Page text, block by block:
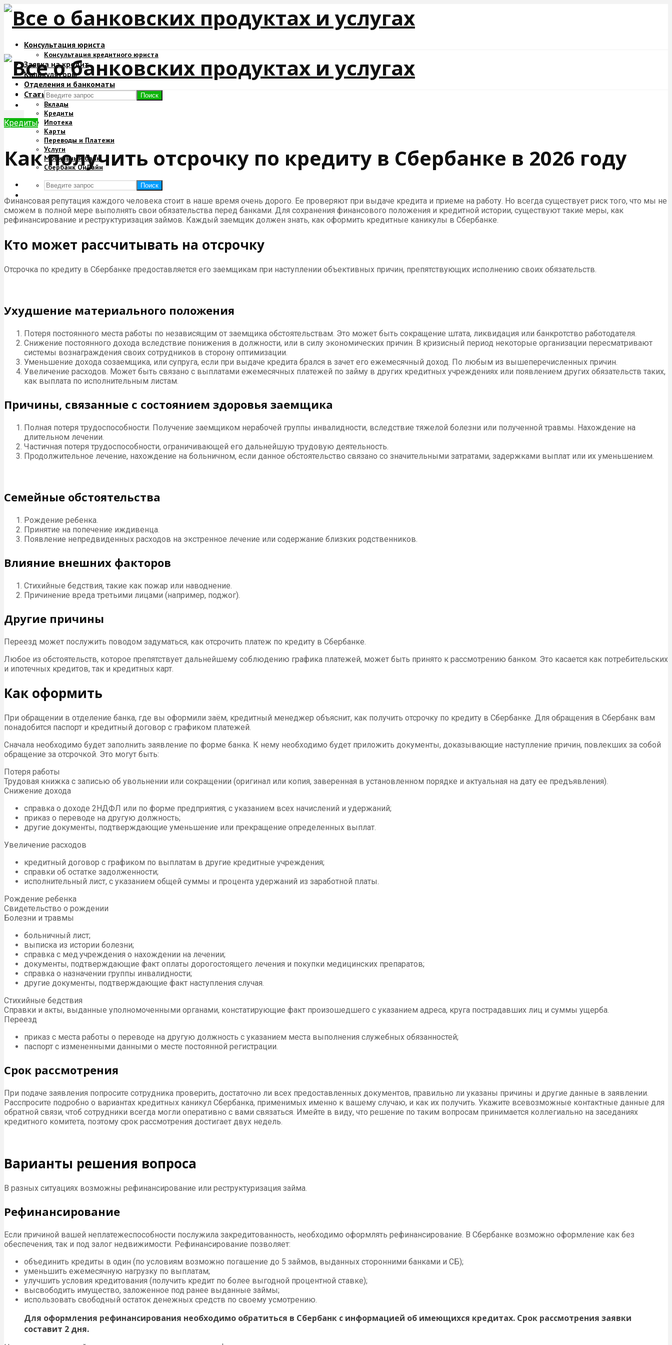
Консультация юриста
Консультация кредитного юриста
Заявка на кредит
Калькуляторы
Отделения и банкоматы
Статьи
Вклады
Кредиты
Ипотека
Карты
Переводы и Платежи
Услуги
Мобильный банк
Сбербанк ОнЛайн
Поиск
Поиск
Кредиты
Как получить отсрочку по кредиту в Сбербанке в 2026 году
Финансовая репутация каждого человека стоит в наше время очень дорого. Ее проверяют при выдаче кредита и приеме на работу. Но всегда существует риск того, что мы не
сможем в полной мере выполнять свои обязательства перед банками. Для сохранения финансового положения и кредитной истории, существуют такие меры, как
рефинансирование и реструктуризация займов. Каждый заемщик должен знать, как оформить кредитные каникулы в Сбербанке.
Кто может рассчитывать на отсрочку
Отсрочка по кредиту в Сбербанке предоставляется его заемщикам при наступлении объективных причин, препятствующих исполнению своих обязательств.
Ухудшение материального положения
Потеря постоянного места работы по независящим от заемщика обстоятельствам. Это может быть сокращение штата, ликвидация или банкротство работодателя.
Снижение постоянного дохода вследствие понижения в должности, или в силу экономических причин. В кризисный период некоторые организации пересматривают
системы вознаграждения своих сотрудников в сторону оптимизации.
Уменьшение дохода созаемщика, или супруга, если при выдаче кредита брался в зачет его ежемесячный доход. По любым из вышеперечисленных причин.
Увеличение расходов. Может быть связано с выплатами ежемесячных платежей по займу в других кредитных учреждениях или появлением других обязательств таких,
как выплата по исполнительным листам.
Причины, связанные с состоянием здоровья заемщика
Полная потеря трудоспособности. Получение заемщиком нерабочей группы инвалидности, вследствие тяжелой болезни или полученной травмы. Нахождение на
длительном лечении.
Частичная потеря трудоспособности, ограничивающей его дальнейшую трудовую деятельность.
Продолжительное лечение, нахождение на больничном, если данное обстоятельство связано со значительными затратами, задержками выплат или их уменьшением.
Семейные обстоятельства
Рождение ребенка.
Принятие на попечение иждивенца.
Появление непредвиденных расходов на экстренное лечение или содержание близких родственников.
Влияние внешних факторов
Стихийные бедствия, такие как пожар или наводнение.
Причинение вреда третьими лицами (например, поджог).
Другие причины
Переезд может послужить поводом задуматься, как отсрочить платеж по кредиту в Сбербанке.
Любое из обстоятельств, которое препятствует дальнейшему соблюдению графика платежей, может быть принято к рассмотрению банком. Это касается как потребительских
и ипотечных кредитов, так и кредитных карт.
Как оформить
При обращении в отделение банка, где вы оформили заём, кредитный менеджер объяснит, как получить отсрочку по кредиту в Сбербанке. Для обращения в Сбербанк вам
понадобится паспорт и кредитный договор с графиком платежей.
Сначала необходимо будет заполнить заявление по форме банка. К нему необходимо будет приложить документы, доказывающие наступление причин, повлекших за собой
обращение за отсрочкой. Это могут быть:
Потеря работы
Трудовая книжка с записью об увольнении или сокращении (оригинал или копия, заверенная в установленном порядке и актуальная на дату ее предъявления).
Снижение дохода
справка о доходе 2НДФЛ или по форме предприятия, с указанием всех начислений и удержаний;
приказ о переводе на другую должность;
другие документы, подтверждающие уменьшение или прекращение определенных выплат.
Увеличение расходов
кредитный договор с графиком по выплатам в другие кредитные учреждения;
справки об остатке задолженности;
исполнительный лист, с указанием общей суммы и процента удержаний из заработной платы.
Рождение ребенка
Свидетельство о рождении
Болезни и травмы
больничный лист;
выписка из истории болезни;
справка с мед.учреждения о нахождении на лечении;
документы, подтверждающие факт оплаты дорогостоящего лечения и покупки медицинских препаратов;
справка о назначении группы инвалидности;
другие документы, подтверждающие факт наступления случая.
Стихийные бедствия
Справки и акты, выданные уполномоченными органами, констатирующие факт произошедшего с указанием адреса, круга пострадавших лиц и суммы ущерба.
Переезд
приказ с места работы о переводе на другую должность с указанием места выполнения служебных обязанностей;
паспорт с измененными данными о месте постоянной регистрации.
Срок рассмотрения
При подаче заявления попросите сотрудника проверить, достаточно ли всех предоставленных документов, правильно ли указаны причины и другие данные в заявлении.
Расспросите подробно о вариантах кредитных каникул Сбербанка, применимых именно к вашему случаю, и как их получить. Укажите всевозможные контактные данные для
обратной связи, чтоб сотрудники всегда могли оперативно с вами связаться. Имейте в виду, что решение по таким вопросам принимается коллегиально на заседаниях
кредитного комитета, поэтому срок рассмотрения достигает двух недель.
Варианты решения вопроса
В разных ситуациях возможны рефинансирование или реструктуризация займа.
Рефинансирование
Если причиной вашей неплатежеспособности послужила закредитованность, необходимо оформлять рефинансирование. В Сбербанке возможно оформление как без
обеспечения, так и под залог недвижимости. Рефинансирование позволяет:
объединить кредиты в один (по условиям возможно погашение до 5 займов, выданных сторонними банками и СБ);
уменьшить ежемесячную нагрузку по выплатам;
улучшить условия кредитования (получить кредит по более выгодной процентной ставке);
высвободить имущество, заложенное под ранее выданные займы;
использовать свободный остаток денежных средств по своему усмотрению.
Для оформления рефинансирования необходимо обратиться в Сбербанк с информацией об имеющихся кредитах. Срок рассмотрения заявки
составит 2 дня.